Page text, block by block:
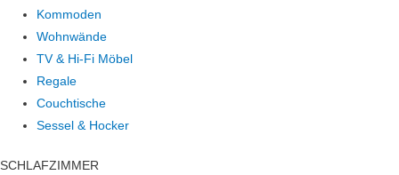
Kommoden
Wohnwände
TV & Hi-Fi Möbel
Regale
Couchtische
Sessel & Hocker
SCHLAFZIMMER